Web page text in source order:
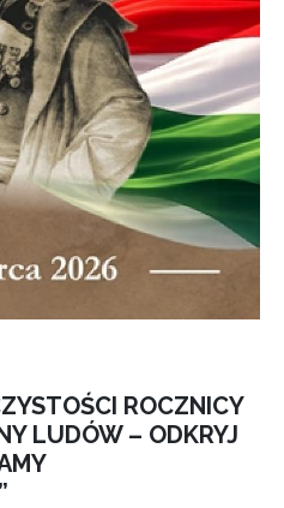
ROCZNICY
LUDÓW – ODKRYJ